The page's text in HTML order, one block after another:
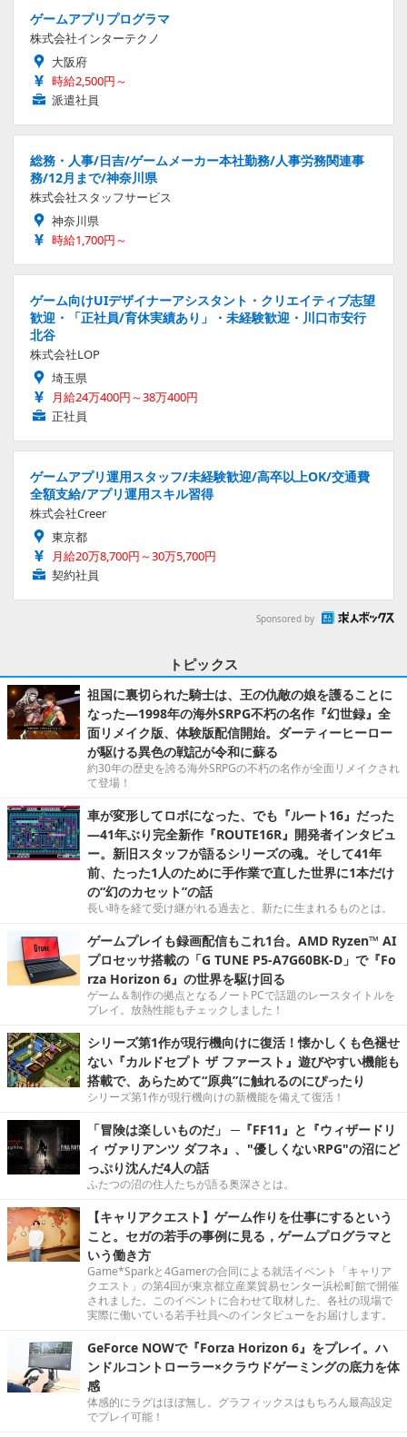
ゲームアプリプログラマ
株式会社インターテクノ
大阪府
時給2,500円～
派遣社員
総務・人事/日吉/ゲームメーカー本社勤務/人事労務関連事
務/12月まで/神奈川県
株式会社スタッフサービス
神奈川県
時給1,700円～
ゲーム向けUIデザイナーアシスタント・クリエイティブ志望
歓迎・「正社員/育休実績あり」・未経験歓迎・川口市安行
北谷
株式会社LOP
埼玉県
月給24万400円～38万400円
正社員
ゲームアプリ運用スタッフ/未経験歓迎/高卒以上OK/交通費
全額支給/アプリ運用スキル習得
株式会社Creer
東京都
月給20万8,700円～30万5,700円
契約社員
Sponsored by
トピックス
祖国に裏切られた騎士は、王の仇敵の娘を護ることに
なった―1998年の海外SRPG不朽の名作『幻世録』全
面リメイク版、体験版配信開始。ダーティーヒーロー
が駆ける異色の戦記が令和に蘇る
約30年の歴史を誇る海外SRPGの不朽の名作が全面リメイクされ
て登場！
車が変形してロボになった、でも『ルート16』だった
―41年ぶり完全新作『ROUTE16R』開発者インタビュ
ー。新旧スタッフが語るシリーズの魂。そして41年
前、たった1人のために手作業で直した世界に1本だけ
の“幻のカセット”の話
長い時を経て受け継がれる過去と、新たに生まれるものとは。
ゲームプレイも録画配信もこれ1台。AMD Ryzen™ AI
プロセッサ搭載の「G TUNE P5-A7G60BK-D」で『Fo
rza Horizon 6』の世界を駆け回る
ゲーム＆制作の拠点となるノートPCで話題のレースタイトルを
プレイ。放熱性能もチェックしました！
シリーズ第1作が現行機向けに復活！懐かしくも色褪せ
ない『カルドセプト ザ ファースト』遊びやすい機能も
搭載で、あらためて“原典”に触れるのにぴったり
シリーズ第1作が現行機向けの新機能を備えて復活！
「冒険は楽しいものだ」 ─『FF11』と『ウィザードリ
ィ ヴァリアンツ ダフネ』、"優しくないRPG"の沼にど
っぷり沈んだ4人の話
ふたつの沼の住人たちが語る奥深さとは。
【キャリアクエスト】ゲーム作りを仕事にするという
こと。セガの若手の事例に見る，ゲームプログラマと
いう働き方
Game*Sparkと4Gamerの合同による就活イベント「キャリア
クエスト」の第4回が東京都立産業貿易センター浜松町館で開催
されました。このイベントに合わせて取材した、各社の現場で
実際に働いている若手社員へのインタビューをお届けします。
GeForce NOWで『Forza Horizon 6』をプレイ。ハ
ンドルコントローラー×クラウドゲーミングの底力を体
感
体感的にラグはほぼ無し。グラフィックスはもちろん最高設定
でプレイ可能！